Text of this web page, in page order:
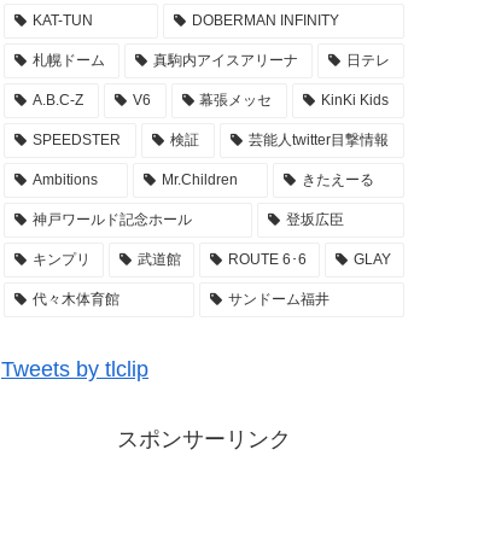
2022年3月28日
リーナMM アンダラ レポ まとめ
2022年3月27日
Kis-My-Ftに逢えるdeShow 2022 キスマイ 札幌
真駒内アイスアリーナ 座席・セトリ・グッズ M
2022年3月26日
座席 アリーナ構成 グッズ … LIVE TOUR 2022
レポまとめ
2022年3月26日
KAT-TUN DOBERMAN INFINITY
札幌ドーム 真駒内アイスアリーナ 日テレ
A.B.C-Z V6 幕張メッセ KinKi Kids
SPEEDSTER 検証 芸能人twitter目撃情報
Ambitions Mr.Children きたえーる
神戸ワールド記念ホール 登坂広臣
キンプリ 武道館 ROUTE 6･6 GLAY
代々木体育館 サンドーム福井
Tweets by tlclip
スポンサーリンク